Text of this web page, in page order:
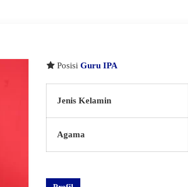
Posisi Guru IPA
Jenis Kelamin
Agama